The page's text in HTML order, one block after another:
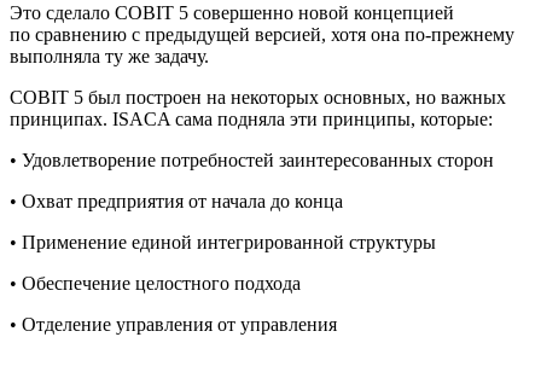
Это сделало COBIT 5 совершенно новой концепцией
по сравнению с предыдущей версией, хотя она по-прежнему
выполняла ту же задачу.
COBIT 5 был построен на некоторых основных, но важных
принципах. ISACA сама подняла эти принципы, которые:
• Удовлетворение потребностей заинтересованных сторон
• Охват предприятия от начала до конца
• Применение единой интегрированной структуры
• Обеспечение целостного подхода
• Отделение управления от управления